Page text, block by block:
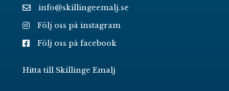
info@skillingeemalj.se
Följ oss på instagram
Följ oss på facebook
Hitta till Skillinge Emalj